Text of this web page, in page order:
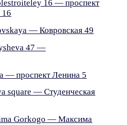
16 — проспект
16
— Ковровская 49
47 —
— проспект Ленина 5
square — Студенческая
Gorkogo — Максима